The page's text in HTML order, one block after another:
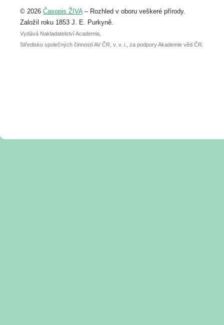
abstraktu přihlášené přednášky nebo
posteru je už 30. června.
© 2026 Časopis ŽIVA– Rozhled v oboru veškeré přírody.
Založil roku 1853 J. E. Purkyně.
Vydává Nakladatelství Academia,
Středisko společných činností AV ČR, v. v. i., za podpory Akademie věd ČR.